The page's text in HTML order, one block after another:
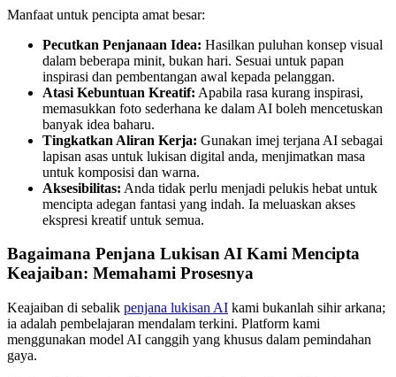
Manfaat untuk pencipta amat besar:
Pecutkan Penjanaan Idea: Hasilkan puluhan konsep visual
dalam beberapa minit, bukan hari. Sesuai untuk papan
inspirasi dan pembentangan awal kepada pelanggan.
Atasi Kebuntuan Kreatif: Apabila rasa kurang inspirasi,
memasukkan foto sederhana ke dalam AI boleh mencetuskan
banyak idea baharu.
Tingkatkan Aliran Kerja: Gunakan imej terjana AI sebagai
lapisan asas untuk lukisan digital anda, menjimatkan masa
untuk komposisi dan warna.
Aksesibilitas: Anda tidak perlu menjadi pelukis hebat untuk
mencipta adegan fantasi yang indah. Ia meluaskan akses
ekspresi kreatif untuk semua.
Bagaimana Penjana Lukisan AI Kami Mencipta
Keajaiban: Memahami Prosesnya
Keajaiban di sebalik penjana lukisan AI kami bukanlah sihir arkana;
ia adalah pembelajaran mendalam terkini. Platform kami
menggunakan model AI canggih yang khusus dalam pemindahan
gaya.